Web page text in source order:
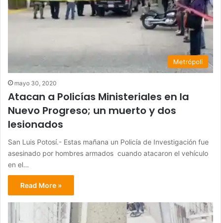
Metrópoli
mayo 30, 2020
Atacan a Policías Ministeriales en la
Nuevo Progreso; un muerto y dos
lesionados
San Luis Potosí.- Estas mañana un Policía de Investigación fue
asesinado por hombres armados cuando atacaron el vehículo
en el…
Read More »